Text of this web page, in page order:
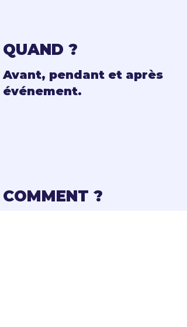
QUAND ?
Avant, pendant et après
événement.
COMMENT ?